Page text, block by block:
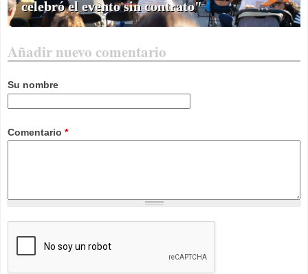
celebró el evento sin contrato"
Añadir nuevo comentario
Su nombre
Comentario *